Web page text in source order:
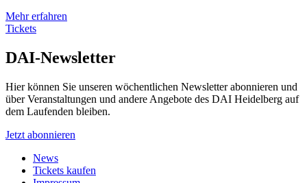
Mehr erfahren
Tickets
DAI-Newsletter
Hier können Sie unseren wöchentlichen Newsletter abonnieren und
über Veranstaltungen und andere Angebote des DAI Heidelberg auf
dem Laufenden bleiben.
Jetzt abonnieren
News
Tickets kaufen